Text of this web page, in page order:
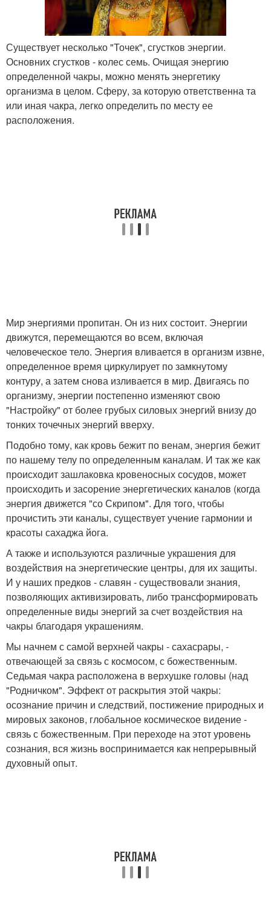
Существует несколько "Точек", сгустков энергии.
Основних сгустков - колес семь. Очищая энергию
определенной чакры, можно менять энергетику
организма в целом. Сферу, за которую ответственна та
или иная чакра, легко определить по месту ее
расположения.
Мир энергиями пропитан. Он из них состоит. Энергии
движутся, перемещаются во всем, включая
человеческое тело. Энергия вливается в организм извне,
определенное время циркулирует по замкнутому
контуру, а затем снова изливается в мир. Двигаясь по
организму, энергии постепенно изменяют свою
"Настройку" от более грубых силовых энергий внизу до
тонких точечных энергий вверху.
Подобно тому, как кровь бежит по венам, энергия бежит
по нашему телу по определенным каналам. И так же как
происходит зашлаковка кровеносных сосудов, может
происходить и засорение энергетических каналов (когда
энергия движется "со Скрипом". Для того, чтобы
прочистить эти каналы, существует учение гармонии и
красоты сахаджа йога.
А также и используются различные украшения для
воздействия на энергетические центры, для их защиты.
И у наших предков - славян - существовали знания,
позволяющих активизировать, либо трансформировать
определенные виды энергий за счет воздействия на
чакры благодаря украшениям.
Мы начнем с самой верхней чакры - сахасрары, -
отвечающей за связь с космосом, с божественным.
Седьмая чакра расположена в верхушке головы (над
"Родничком". Эффект от раскрытия этой чакры:
осознание причин и следствий, постижение природных и
мировых законов, глобальное космическое видение -
связь с божественным. При переходе на этот уровень
сознания, вся жизнь воспринимается как непрерывный
духовный опыт.